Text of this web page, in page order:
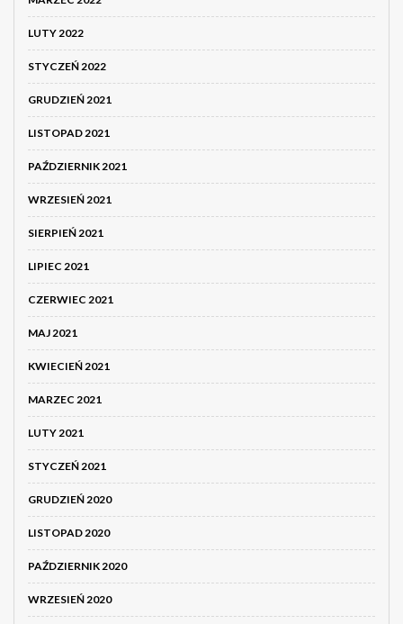
LUTY 2022
STYCZEŃ 2022
GRUDZIEŃ 2021
LISTOPAD 2021
PAŹDZIERNIK 2021
WRZESIEŃ 2021
SIERPIEŃ 2021
LIPIEC 2021
CZERWIEC 2021
MAJ 2021
KWIECIEŃ 2021
MARZEC 2021
LUTY 2021
STYCZEŃ 2021
GRUDZIEŃ 2020
LISTOPAD 2020
PAŹDZIERNIK 2020
WRZESIEŃ 2020